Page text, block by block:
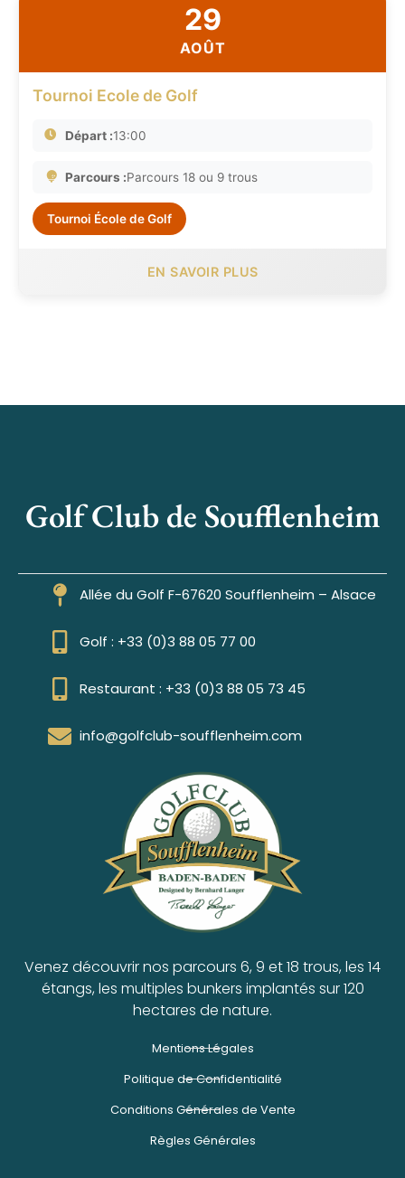
29
AOÛT
Tournoi Ecole de Golf
Départ :13:00
Parcours :Parcours 18 ou 9 trous
Tournoi École de Golf
EN SAVOIR PLUS
Golf Club de Soufflenheim
Allée du Golf F-67620 Soufflenheim – Alsace
Golf : +33 (0)3 88 05 77 00
Restaurant : +33 (0)3 88 05 73 45
info@golfclub-soufflenheim.com
Venez découvrir nos parcours 6, 9 et 18 trous, les 14
étangs, les multiples bunkers implantés sur 120
hectares de nature.
Mentions Légales
Politique de Confidentialité
Conditions Générales de Vente
Règles Générales